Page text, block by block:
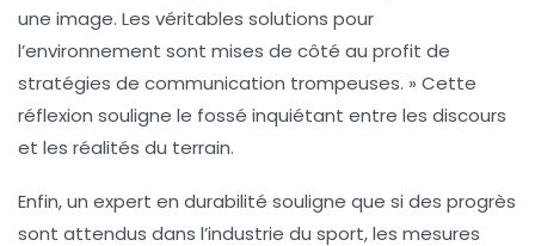
une image. Les véritables solutions pour
l’environnement sont mises de côté au profit de
stratégies de communication trompeuses. » Cette
réflexion souligne le fossé inquiétant entre les discours
et les réalités du terrain.
Enfin, un expert en durabilité souligne que si des progrès
sont attendus dans l’industrie du sport, les mesures